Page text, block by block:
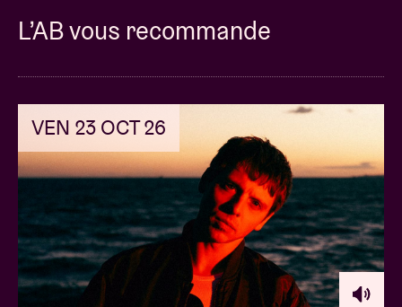
L’AB vous recommande
VEN 23 OCT 26